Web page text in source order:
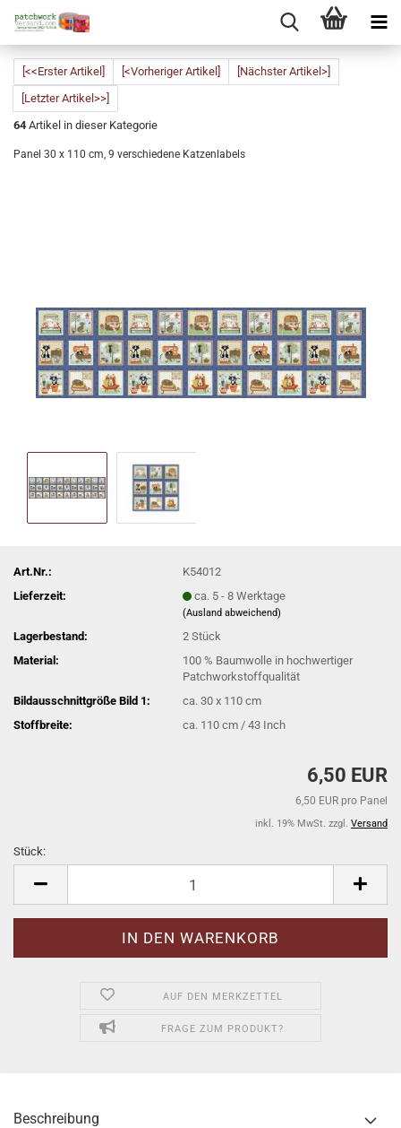
[<<Erster Artikel] [<Vorheriger Artikel]
[Nächster Artikel>]
[Letzter Artikel>>]
64 Artikel in dieser Kategorie
Panel 30 x 110 cm, 9 verschiedene Katzenlabels
Art.Nr.:
K54012
Lieferzeit:
ca. 5 - 8 Werktage
(Ausland abweichend)
Lagerbestand: 2Stück
Material:
100 % Baumwolle in hochwertiger
Patchworkstoffqualität
Bildausschnittgröße Bild 1:
ca. 30 x 110 cm
Stoffbreite:
ca. 110 cm / 43 Inch
6,50 EUR
6,50 EUR pro Panel
inkl. 19% MwSt. zzgl. Versand
Stück:
AUF DEN MERKZETTEL
FRAGE ZUM PRODUKT?
Beschreibung